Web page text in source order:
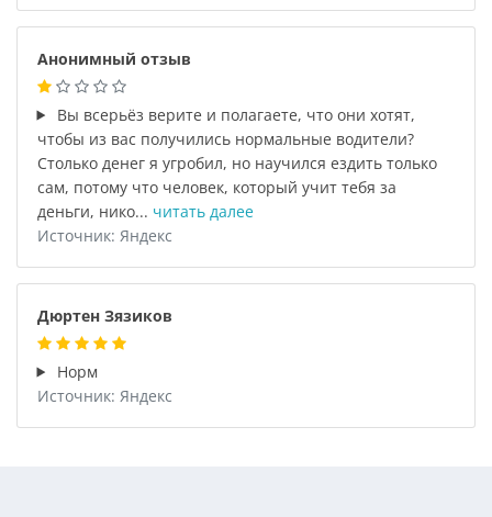
Анонимный отзыв
Вы всерьёз верите и полагаете, что они хотят,
чтобы из вас получились нормальные водители?
Столько денег я угробил, но научился ездить только
сам, потому что человек, который учит тебя за
деньги, нико... читать далее
Источник: Яндекс
Дюртен Зязиков
Норм
Источник: Яндекс